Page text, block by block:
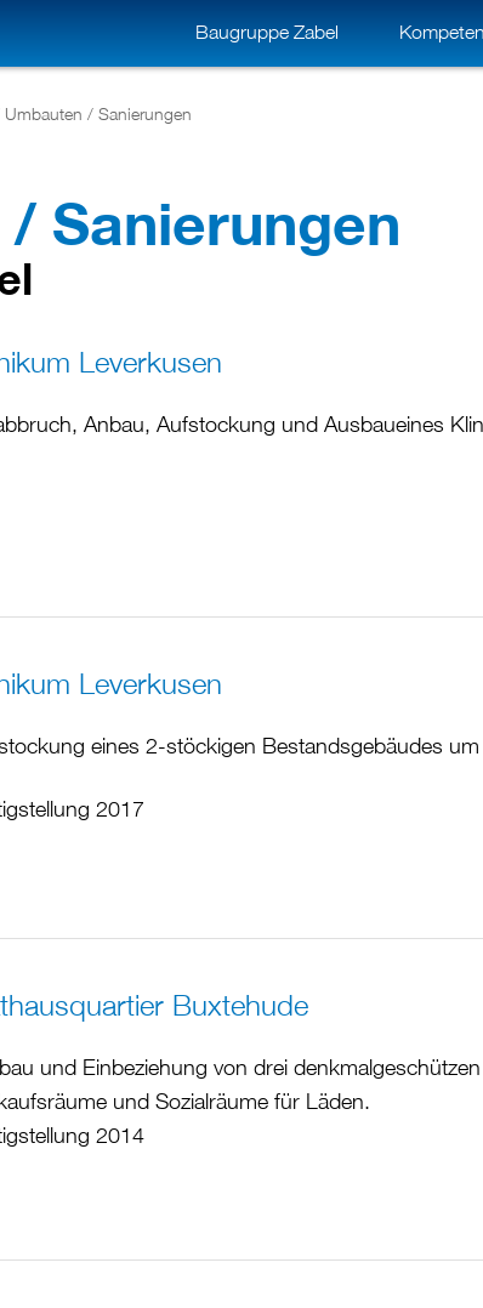
Baugruppe Zabel
Umbauten / Sanierungen
Sanierungen
Leverkusen
Anbau, Aufstockung und Ausbaueines
Leverkusen
eines 2-stöckigen Bestandsgebäudes
2017
Buxtehude
und Einbeziehung von drei
und Sozialräume für Läden.
2014